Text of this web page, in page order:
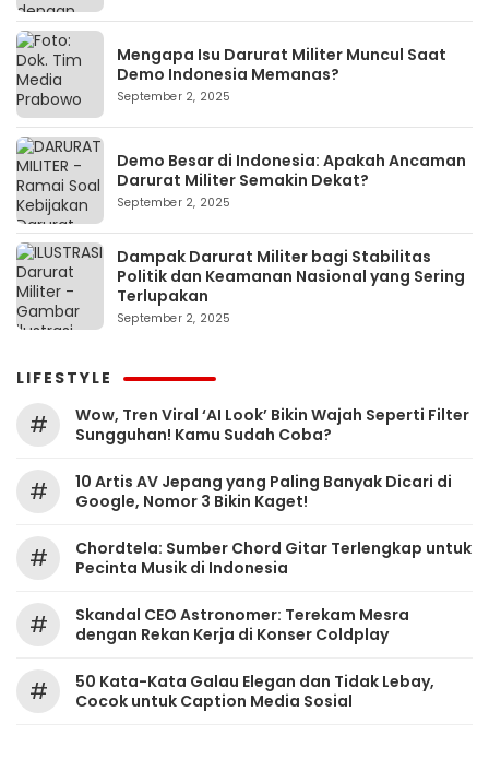
Mengapa Isu Darurat Militer Muncul Saat
Demo Indonesia Memanas?
September 2, 2025
Demo Besar di Indonesia: Apakah Ancaman
Darurat Militer Semakin Dekat?
September 2, 2025
Dampak Darurat Militer bagi Stabilitas
Politik dan Keamanan Nasional yang Sering
Terlupakan
September 2, 2025
LIFESTYLE
#
Wow, Tren Viral ‘AI Look’ Bikin Wajah Seperti Filter
Sungguhan! Kamu Sudah Coba?
#
10 Artis AV Jepang yang Paling Banyak Dicari di
Google, Nomor 3 Bikin Kaget!
#
Chordtela: Sumber Chord Gitar Terlengkap untuk
Pecinta Musik di Indonesia
#
Skandal CEO Astronomer: Terekam Mesra
dengan Rekan Kerja di Konser Coldplay
#
50 Kata-Kata Galau Elegan dan Tidak Lebay,
Cocok untuk Caption Media Sosial